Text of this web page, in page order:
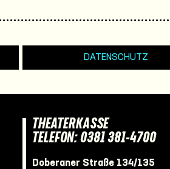
DATENSCHUTZ
THEATERKASSE
TELEFON: 0381 381-4700
Doberaner Straße 134/135